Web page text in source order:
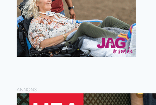
ANNONS